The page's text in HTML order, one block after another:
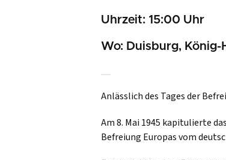
Uhrzeit: 15:00 Uhr
Wo: Duisburg, König-
Anlässlich des Tages der
Am 8. Mai 1945 kapitulierte
Befreiung Europas vom